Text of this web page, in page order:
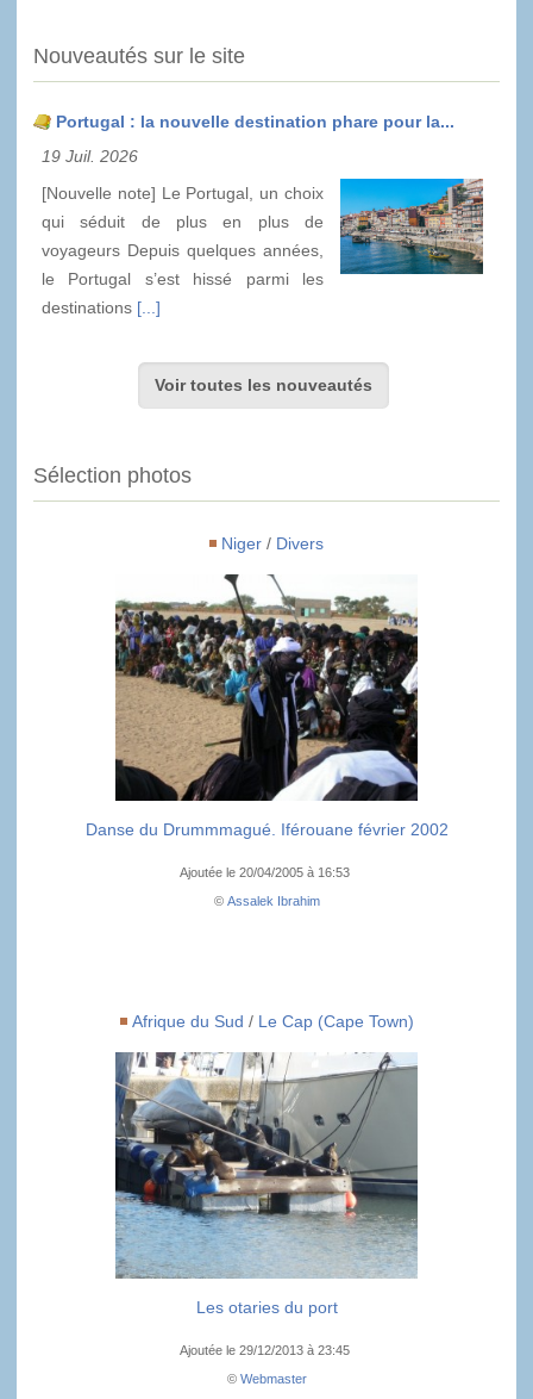
Nouveautés sur le site
Portugal : la nouvelle destination phare pour la...
19 Juil. 2026
[Nouvelle note] Le Portugal, un choix
qui séduit de plus en plus de
voyageurs Depuis quelques années,
le Portugal s’est hissé parmi les
destinations [...]
Voir toutes les nouveautés
Sélection photos
Niger / Divers
Danse du Drummmagué. Iférouane février 2002
Ajoutée le 20/04/2005 à 16:53
© Assalek Ibrahim
Afrique du Sud / Le Cap (Cape Town)
Les otaries du port
Ajoutée le 29/12/2013 à 23:45
© Webmaster